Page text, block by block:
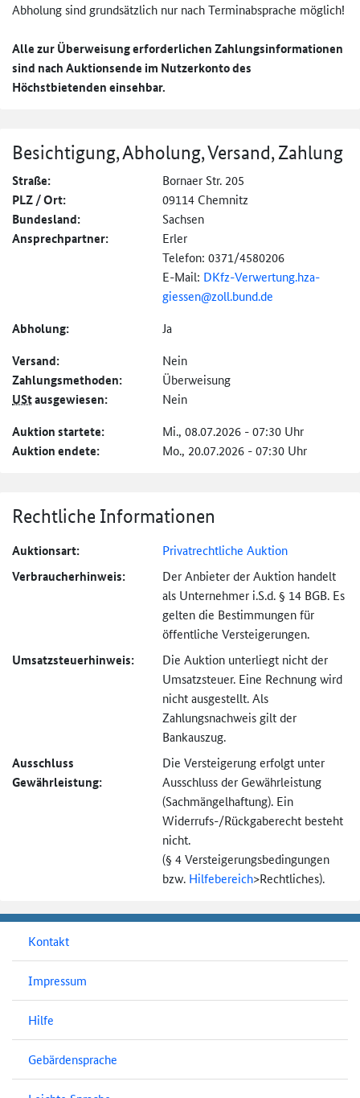
Abholung sind grundsätzlich nur nach Terminabsprache möglich!
Alle zur Überweisung erforderlichen Zahlungsinformationen
sind nach Auktionsende im Nutzerkonto des
Höchstbietenden einsehbar.
Besichtigung, Abholung, Versand, Zahlung
Straße: Bornaer Str. 205
PLZ / Ort: 09114 Chemnitz
Bundesland: Sachsen
Ansprechpartner:
Erler
Telefon: 0371/4580206
E-Mail: DKfz-Verwertung.hza-
giessen@zoll.bund.de
Abholung: Ja
Versand: Nein
Zahlungs­methoden: Überweisung
UStausgewiesen: Nein
Auktion startete: Mi., 08.07.2026 - 07:30 Uhr
Auktion endete: Mo., 20.07.2026 - 07:30 Uhr
Rechtliche Informationen
Auktionsart: Privatrechtliche Auktion
Verbraucher­hinweis:
Der Anbieter der Auktion handelt
als Unternehmer i.S.d. § 14 BGB. Es
gelten die Bestimmungen für
öffentliche Versteigerungen.
Umsatzsteuer­hinweis:
Die Auktion unterliegt nicht der
Umsatzsteuer. Eine Rechnung wird
nicht ausgestellt. Als
Zahlungsnachweis gilt der
Bankauszug.
Ausschluss
Gewährleistung:
Die Versteigerung erfolgt unter
Ausschluss der Gewährleistung
(Sachmängel­haftung). Ein
Widerrufs-/Rückgaberecht besteht
nicht.
(§ 4 Versteigerungs­bedingungen
bzw. Hilfebereich>Rechtliches).
Kontakt
Impressum
Hilfe
Gebärdensprache